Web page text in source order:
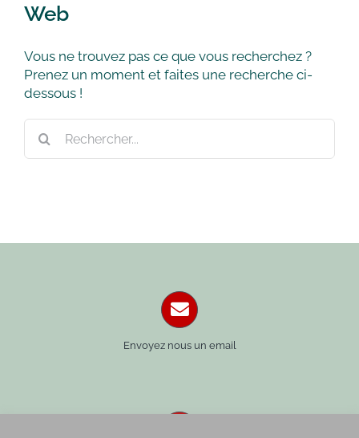
Web
Vous ne trouvez pas ce que vous recherchez ?
Prenez un moment et faites une recherche ci-
dessous !
Envoyez nous un email